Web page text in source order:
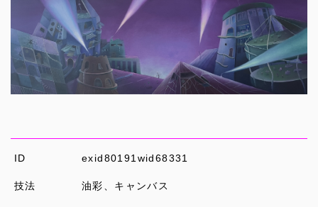
ID exid80191wid68331
技法 油彩、キャンバス